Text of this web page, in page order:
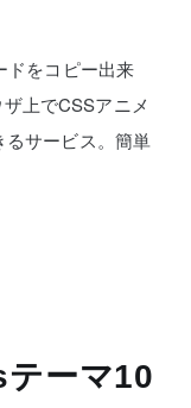
ドをコピー出来
上でCSSアニメ
サービス。簡単
ーマ10